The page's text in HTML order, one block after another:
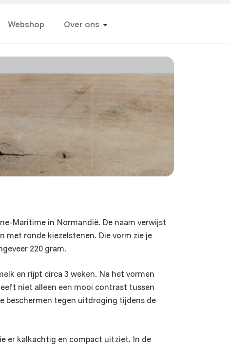
Webshop Over ons
Maritime in Normandië. De naam verwijst
met ronde kiezelstenen. Die vorm zie je
220 gram.
en rijpt circa 3 weken. Na het vormen
niet alleen een mooi contrast tussen
beschermen tegen uitdroging tijdens de
er kalkachtig en compact uitziet. In de